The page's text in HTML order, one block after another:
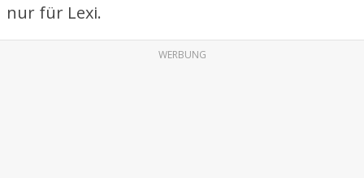
nur für Lexi.
WERBUNG